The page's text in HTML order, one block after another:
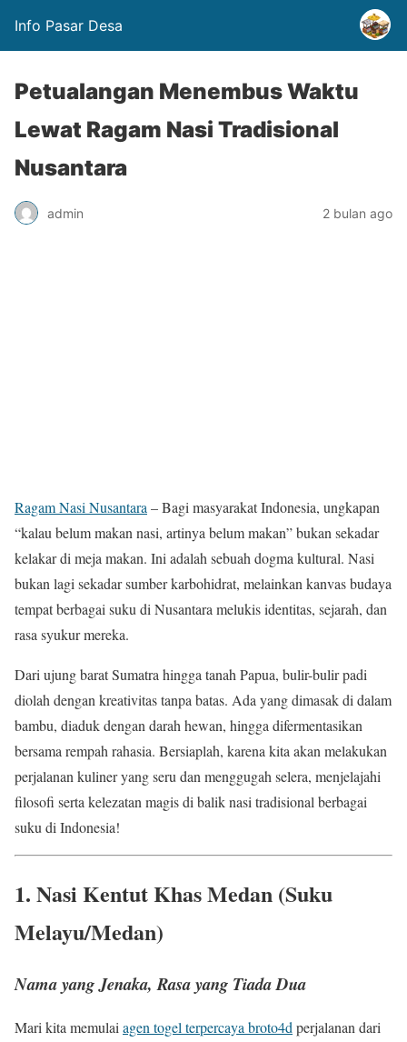
Info Pasar Desa
Petualangan Menembus Waktu
Lewat Ragam Nasi Tradisional
Nusantara
admin 2 bulan ago
Ragam Nasi Nusantara – Bagi masyarakat Indonesia, ungkapan
“kalau belum makan nasi, artinya belum makan” bukan sekadar
kelakar di meja makan. Ini adalah sebuah dogma kultural. Nasi
bukan lagi sekadar sumber karbohidrat, melainkan kanvas budaya
tempat berbagai suku di Nusantara melukis identitas, sejarah, dan
rasa syukur mereka.
Dari ujung barat Sumatra hingga tanah Papua, bulir-bulir padi
diolah dengan kreativitas tanpa batas. Ada yang dimasak di dalam
bambu, diaduk dengan darah hewan, hingga difermentasikan
bersama rempah rahasia. Bersiaplah, karena kita akan melakukan
perjalanan kuliner yang seru dan menggugah selera, menjelajahi
filosofi serta kelezatan magis di balik nasi tradisional berbagai
suku di Indonesia!
1. Nasi Kentut Khas Medan (Suku
Melayu/Medan)
Nama yang Jenaka, Rasa yang Tiada Dua
Mari kita memulaiagen togel terpercaya broto4dperjalanan dari